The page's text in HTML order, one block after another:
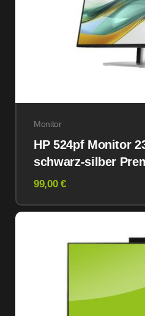
Monitor
HP 524pf Monitor
schwarz-silber
99,00 €